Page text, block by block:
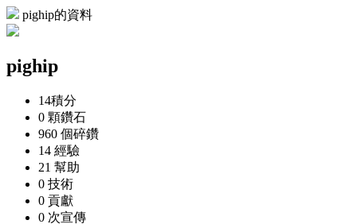
pighip的資料
pighip
14積分
0 顆鑽石
960 個碎鑽
14 經驗
21 幫助
0 技術
0 貢獻
0 次宣傳